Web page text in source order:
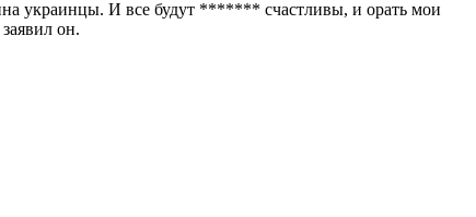
украинцы. И все будут ******* счастливы, и орать мои
он.